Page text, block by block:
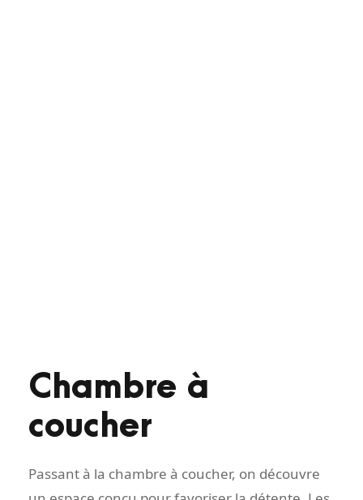
Chambre à
coucher
Passant à la chambre à coucher, on découvre